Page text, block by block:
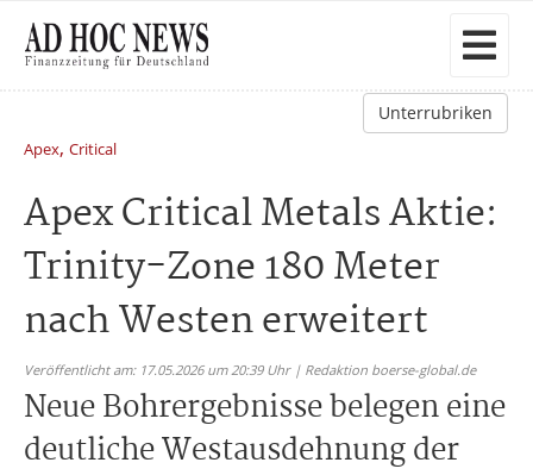
Unterrubriken
Apex, Critical
Apex Critical Metals Aktie:
Trinity-Zone 180 Meter
nach Westen erweitert
Veröffentlicht am: 17.05.2026 um 20:39 Uhr | Redaktion boerse-global.de
Neue Bohrergebnisse belegen eine
deutliche Westausdehnung der